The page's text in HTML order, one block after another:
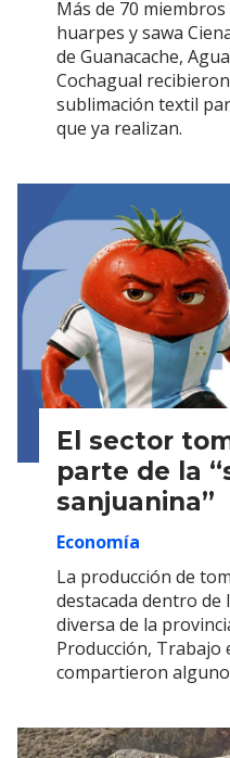
Más de 70
huarpes y sawa
de Guanacache,
Cochagual
sublimación textil
que ya realizan.
El sector
parte de la
sanjuanina”
Economía
La producción de
destacada dentro
diversa de la
Producción, Trabajo
compartieron